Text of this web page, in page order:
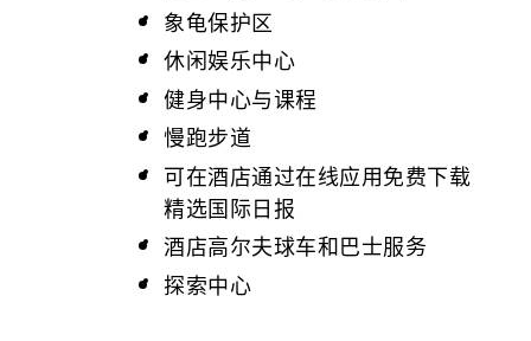
象龟保护区
休闲娱乐中心
健身中心与课程
慢跑步道
可在酒店通过在线应用免费下载
精选国际日报
酒店高尔夫球车和巴士服务
探索中心